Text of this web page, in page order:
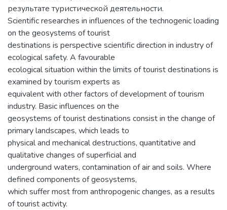
результате туристической деятельности.
Scientific researches in influences of the technogenic loading
on the geosystems of tourist
destinations is perspective scientific direction in industry of
ecological safety. A favourable
ecological situation within the limits of tourist destinations is
examined by tourism experts as
equivalent with other factors of development of tourism
industry. Basic influences on the
geosystems of tourist destinations consist in the change of
primary landscapes, which leads to
physical and mechanical destructions, quantitative and
qualitative changes of superficial and
underground waters, contamination of air and soils. Where
defined components of geosystems,
which suffer most from anthropogenic changes, as a results
of tourist activity.